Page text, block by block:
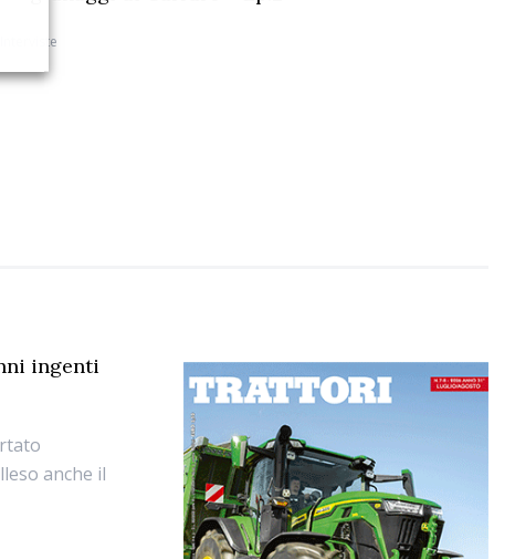
Interviste
ingenti
anche il